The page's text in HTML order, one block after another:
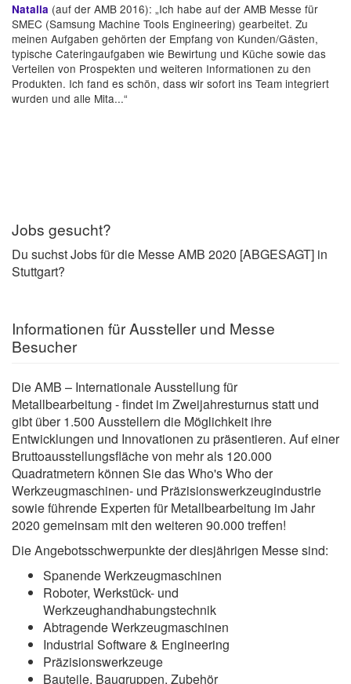
Natalia (auf der AMB 2016): „Ich habe auf der AMB Messe für
SMEC (Samsung Machine Tools Engineering) gearbeitet. Zu
meinen Aufgaben gehörten der Empfang von Kunden/Gästen,
typische Cateringaufgaben wie Bewirtung und Küche sowie das
Verteilen von Prospekten und weiteren Informationen zu den
Produkten. Ich fand es schön, dass wir sofort ins Team integriert
wurden und alle Mita...“
Jobs gesucht?
Du suchst Jobs für die Messe AMB 2020 [ABGESAGT] in
Stuttgart?
Informationen für Aussteller und Messe
Besucher
Die AMB – Internationale Ausstellung für
Metallbearbeitung - findet im Zweijahresturnus statt und
gibt über 1.500 Ausstellern die Möglichkeit ihre
Entwicklungen und Innovationen zu präsentieren. Auf einer
Bruttoausstellungsfläche von mehr als 120.000
Quadratmetern können Sie das Who's Who der
Werkzeugmaschinen- und Präzisionswerkzeugindustrie
sowie führende Experten für Metallbearbeitung im Jahr
2020 gemeinsam mit den weiteren 90.000 treffen!
Die Angebotsschwerpunkte der diesjährigen Messe sind:
Spanende Werkzeugmaschinen
Roboter, Werkstück- und
Werkzeughandhabungstechnik
Abtragende Werkzeugmaschinen
Industrial Software & Engineering
Präzisionswerkzeuge
Bauteile, Baugruppen, Zubehör